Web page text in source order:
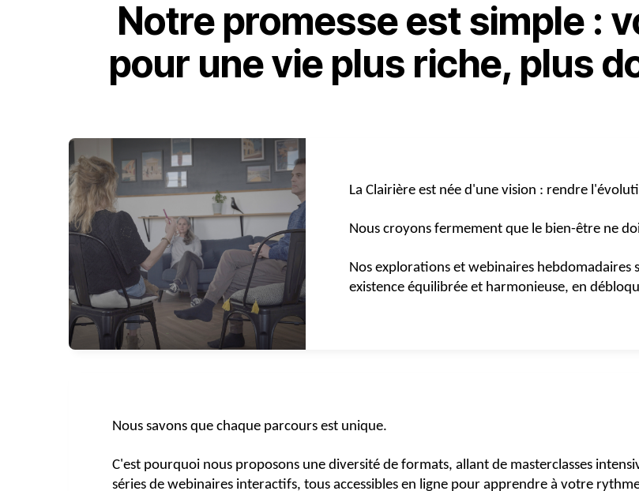
Notre promesse est simple :
pour une vie plus riche, plus
La Clairière est née d'une vision : rendre
Nous croyons fermement que le bien-être ne
Nos explorations et webinaires hebdomadaires
existence équilibrée et harmonieuse, en
Nous savons que chaque parcours est unique.
C'est pourquoi nous proposons une diversité de formats, allant de masterclasses
séries de webinaires interactifs, tous accessibles en ligne pour apprendre à votre